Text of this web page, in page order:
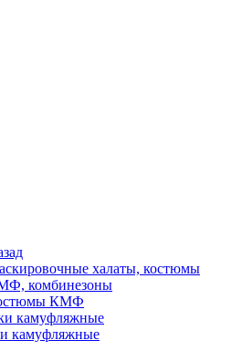
халаты, костюмы
комбинезоны
КМФ
камуфляжные
камуфляжные